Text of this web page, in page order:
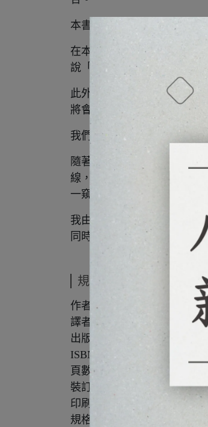
本書使用的繪圖軟體是CLIP
在本書開頭，我們精選了
說「畫線的技巧」、「筆觸
此外，針對很常見到的「從
將會從每一幅插畫的草稿開
我們還更進一步詳細介紹了
隨著本書製作的進行，我最
線，每個部位都有著深入、
一窺其中一部分的機會。
我由衷希望您在閱讀本書的
同時，我也希望本書能成為
規格說明
作者：株式会社レミック
譯者：楊哲群
出版社：北星
ISBN：9786267567142
頁數：200
裝訂：平裝
印刷：全彩
規格：25.7*18.2*1.5